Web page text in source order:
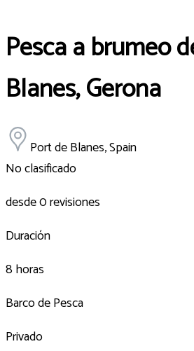
Pesca a brumeo
Blanes, Gerona
Port de Blanes, Spain
No clasificado
desde 0 revisiones
Duración
8 horas
Barco de Pesca
Privado